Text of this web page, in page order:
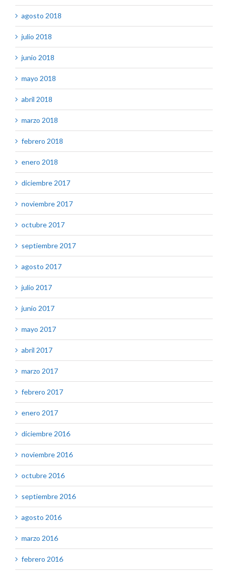
agosto 2018
julio 2018
junio 2018
mayo 2018
abril 2018
marzo 2018
febrero 2018
enero 2018
diciembre 2017
noviembre 2017
octubre 2017
septiembre 2017
agosto 2017
julio 2017
junio 2017
mayo 2017
abril 2017
marzo 2017
febrero 2017
enero 2017
diciembre 2016
noviembre 2016
octubre 2016
septiembre 2016
agosto 2016
marzo 2016
febrero 2016